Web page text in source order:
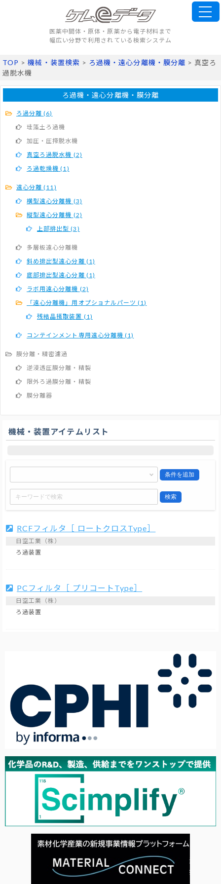
医薬中間体・原体・原薬から電子材料まで
幅広い分野で利用されている検索システム
TOP >機械・装置検索 > ろ過機・遠心分離機・膜分離 > 真空ろ
過脱水機
ろ過機・遠心分離機・膜分離
ろ過分離(6)
珪藻土ろ過機
加圧・圧搾脱水機
真空ろ過脱水機 (2)
ろ過乾燥機(1)
遠心分離(11)
横型遠心分離機 (3)
縦型遠心分離機 (2)
上部排出型(3)
多層板遠心分離機
斜め排出型遠心分離 (1)
底部排出型遠心分離 (1)
ラボ用遠心分離機 (2)
「遠心分離機」用オプショナルパーツ(1)
残結晶掻取装置 (1)
コンテインメント専用遠心分離機(1)
膜分離・精密濾過
逆浸透圧膜分離・精製
限外ろ過膜分離・精製
膜分離器
機械・装置アイテムリスト
条件を追加
検索
RCFフィルタ［ ロートクロスType］
日空工業（株）
ろ過装置
PCフィルタ［ プリコートType］
日空工業（株）
ろ過装置